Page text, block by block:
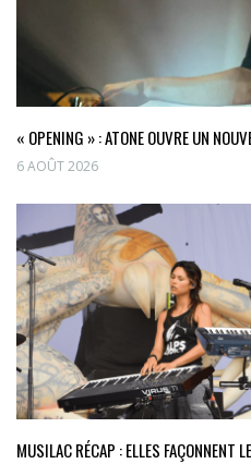
« OPENING » : ATONE OUVRE UN
6 AOÛT 2026
MUSILAC RÉCAP : ELLES FAÇONNENT